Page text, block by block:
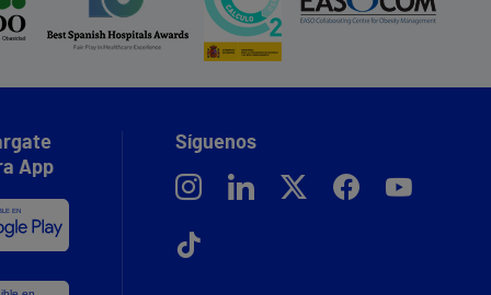
App
Síguenos